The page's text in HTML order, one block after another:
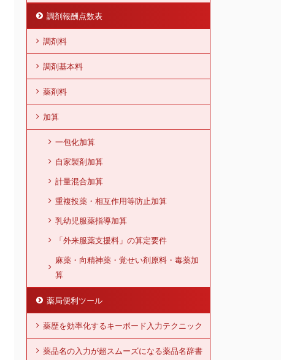
調剤報酬点数表
調剤料
調剤基本料
薬剤料
加算
一包化加算
自家製剤加算
計量混合加算
重複投薬・相互作用等防止加算
乳幼児服薬指導加算
「外来服薬支援料」の算定要件
麻薬・向精神薬・覚せい剤原料・毒薬加
算
薬局便利ツール
薬歴を効率化するキーボード入力テクニック
薬品名の入力が超スムーズになる薬品名辞書